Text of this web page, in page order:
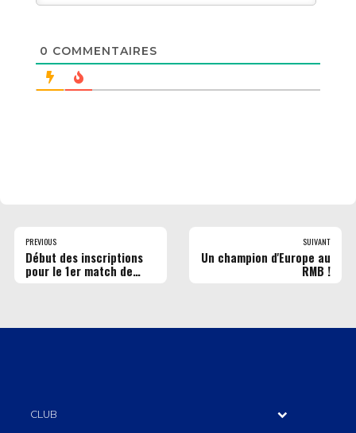
0 COMMENTAIRES
PREVIOUS
Début des inscriptions
pour le 1er match de
SUIVANT
Un champion d'Europe au
RMB !
CLUB